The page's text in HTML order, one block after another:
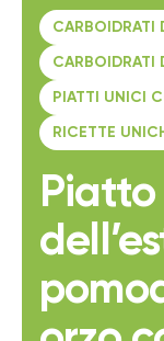
CARBOIDRATI
CARBOIDRATI
PIATTI UNICI
RICETTE